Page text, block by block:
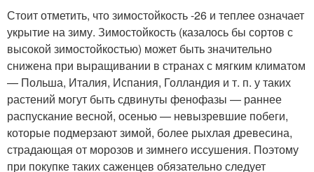
Стоит отметить, что зимостойкость -26 и теплее означает
укрытие на зиму. Зимостойкость (казалось бы сортов с
высокой зимостойкостью) может быть значительно
снижена при выращивании в странах с мягким климатом
— Польша, Италия, Испания, Голландия и т. п. у таких
растений могут быть сдвинуты фенофазы — раннее
распускание весной, осенью — невызревшие побеги,
которые подмерзают зимой, более рыхлая древесина,
страдающая от морозов и зимнего иссушения. Поэтому
при покупке таких саженцев обязательно следует